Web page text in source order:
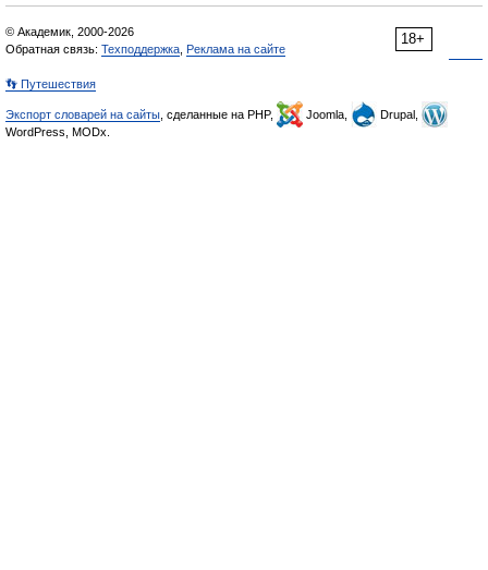
18+
© Академик, 2000-2026
Обратная связь: Техподдержка Реклама на сайте
👣 Путешествия
Экспорт словарей на сайты , сделанные на PHP, Joomla,
Drupal,
WordPress, MODx.